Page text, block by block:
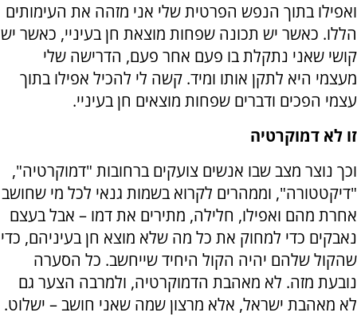
ואפילו בתוך הנפש הפרטית שלי אני מזהה את העימותים
הללו. כאשר יש תכונה שפחות מוצאת חן בעיניי, כאשר יש
קושי שאני נתקלת בו פעם אחר פעם, הדרישה שלי
מעצמי היא לתקן אותו ומיד. קשה לי להכיל אפילו בתוך
עצמי הפכים ודברים שפחות מוצאים חן בעיניי.
זו לא דמוקרטיה
וכך נוצר מצב שבו אנשים צועקים ברחובות "דמוקרטיה",
"דיקטטורה", וממהרים לקרוא בשמות גנאי לכל מי שחושב
אחרת מהם ואפילו, חלילה, מתירים את דמו – אבל בעצם
נאבקים כדי למחוק את כל מה שלא מוצא חן בעיניהם, כדי
שהקול שלהם יהיה הקול היחיד שייחשב. כל הסערה
נובעת מזה. לא מאהבת הדמוקרטיה, ולמרבה הצער גם
לא מאהבת ישראל, אלא מרצון שמה שאני חושב – ישלוט.